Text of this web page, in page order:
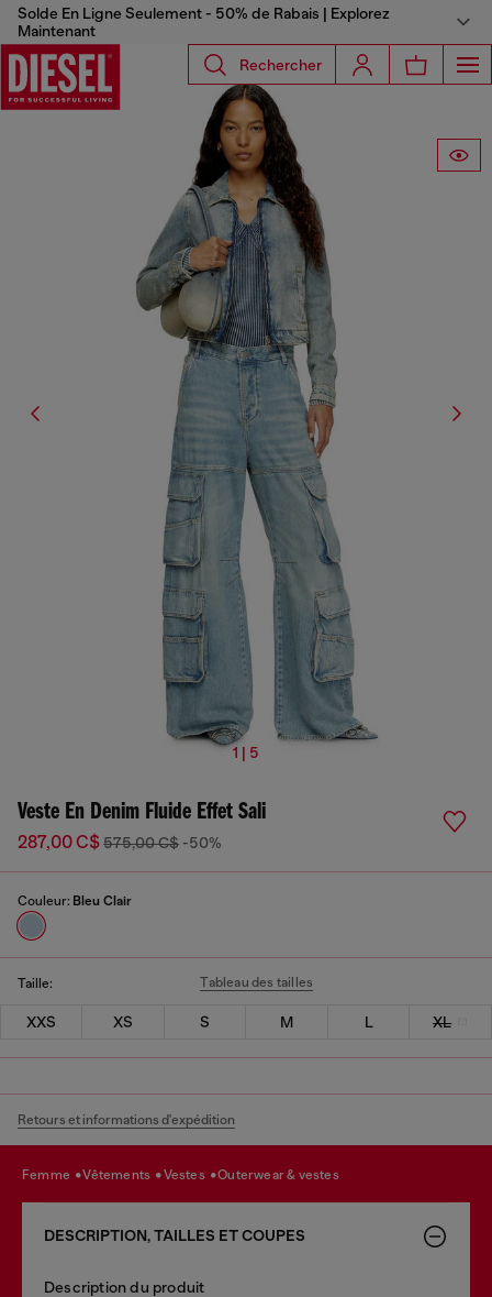
Solde En Ligne Seulement - 50% de Rabais | Explorez
Maintenant
Rechercher
1 | 5
Veste En Denim Fluide Effet Sali
287,00 C$575,00 C$ -50%
Couleur: Bleu Clair
Taille: Tableau des tailles
XXS XS S M L XL
Retours et informations d'expédition
femme vêtements vestes outerwear & vestes
DESCRIPTION, TAILLES ET COUPES
Description du produit